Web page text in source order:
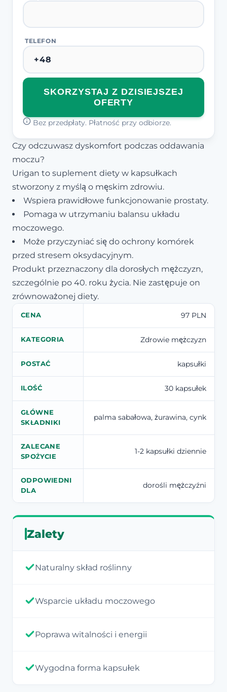
TELEFON
SKORZYSTAJ Z DZISIEJSZEJ
OFERTY
Bez przedpłaty. Płatność przy odbiorze.
Czy odczuwasz dyskomfort podczas oddawania
moczu?
Urigan to suplement diety w kapsułkach
stworzony z myślą o męskim zdrowiu.
Wspiera prawidłowe funkcjonowanie prostaty.
Pomaga w utrzymaniu balansu układu
moczowego.
Może przyczyniać się do ochrony komórek
przed stresem oksydacyjnym.
Produkt przeznaczony dla dorosłych mężczyzn,
szczególnie po 40. roku życia. Nie zastępuje on
zrównoważonej diety.
CENA 97 PLN
KATEGORIA Zdrowie mężczyzn
POSTAĆ kapsułki
ILOŚĆ 30 kapsułek
GŁÓWNE
SKŁADNIKI
palma sabałowa, żurawina, cynk
ZALECANE
SPOŻYCIE
1-2 kapsułki dziennie
ODPOWIEDNI
DLA
dorośli mężczyźni
Zalety
Naturalny skład roślinny
Wsparcie układu moczowego
Poprawa witalności i energii
Wygodna forma kapsułek